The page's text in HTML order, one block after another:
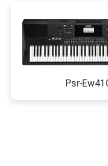
Psr-